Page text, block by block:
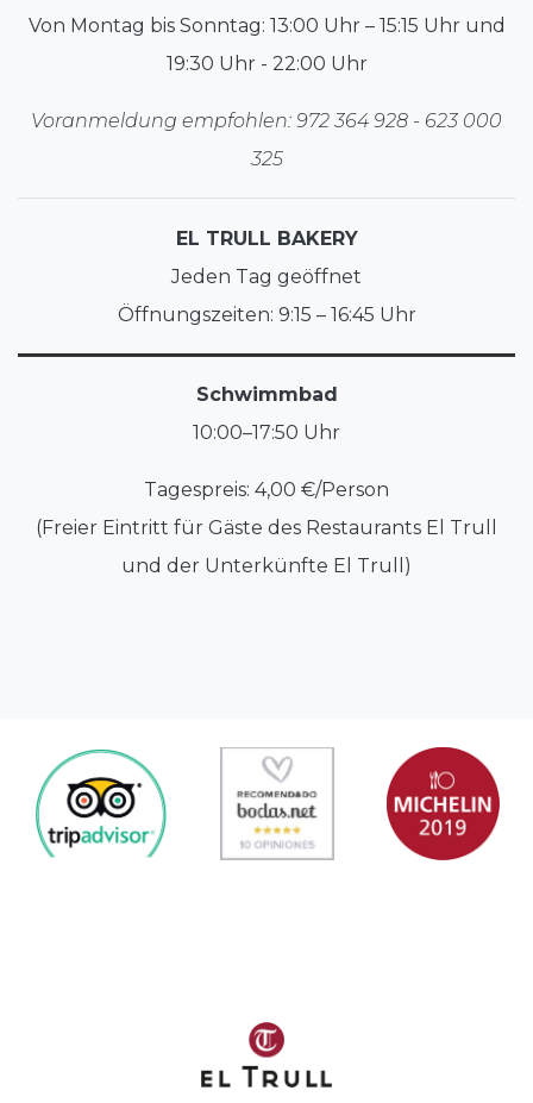
Von Montag bis Sonntag: 13:00 Uhr – 15:15 Uhr und
19:30 Uhr - 22:00 Uhr
Voranmeldung empfohlen: 972 364 928 - 623 000
325
EL TRULL BAKERY
Jeden Tag geöffnet
Öffnungszeiten: 9:15 – 16:45 Uhr
Schwimmbad
10:00–17:50 Uhr
Tagespreis: 4,00 €/Person
(Freier Eintritt für Gäste des Restaurants El Trull
und der Unterkünfte El Trull)